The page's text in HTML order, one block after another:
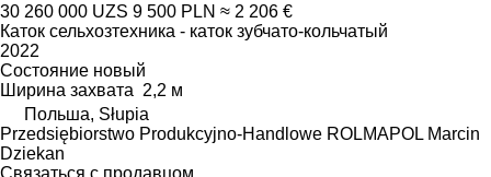
30 260 000 UZS 9 500 PLN ≈ 2 206 €
Каток сельхозтехника - каток зубчато-кольчатый
2022
Состояние новый
Ширина захвата 2,2 м
Польша, Słupia
Przedsiębiorstwo Produkcyjno-Handlowe ROLMAPOL Marcin
Dziekan
Связаться с продавцом